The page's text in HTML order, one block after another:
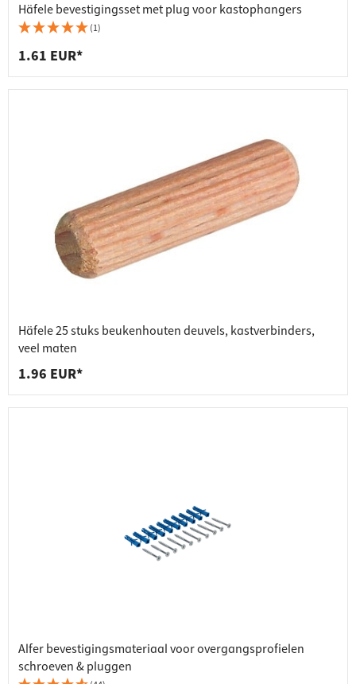
Häfele bevestigingsset met plug voor kastophangers
(1)
1.61 EUR*
Häfele 25 stuks beukenhouten deuvels, kastverbinders,
veel maten
1.96 EUR*
Alfer bevestigingsmateriaal voor overgangsprofielen
schroeven & pluggen